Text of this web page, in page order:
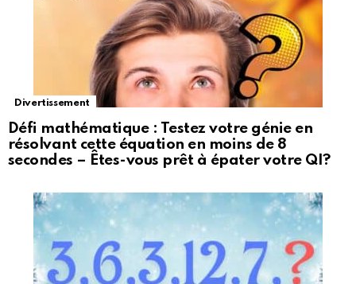
Divertissement
Défi mathématique : Testez votre génie en
résolvant cette équation en moins de 8
secondes – Êtes-vous prêt à épater votre QI?